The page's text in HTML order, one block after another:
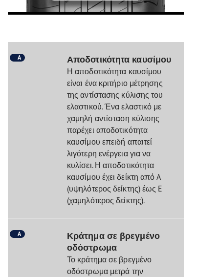
A Αποδοτικότητα καυσίμου
Η αποδοτικότητα καυσίμου
είναι ένα κριτήριο μέτρησης
της αντίστασης κύλισης του
ελαστικού. Ένα ελαστικό με
χαμηλή αντίσταση κύλισης
παρέχει αποδοτικότητα
καυσίμου επειδή απαιτεί
λιγότερη ενέργεια για να
κυλίσει. Η αποδοτικότητα
καυσίμου έχει δείκτη από A
(υψηλότερος δείκτης) έως E
(χαμηλότερος δείκτης).
A
Κράτημα σε βρεγμένο
οδόστρωμα
Το κράτημα σε βρεγμένο
οδόστρωμα μετρά την